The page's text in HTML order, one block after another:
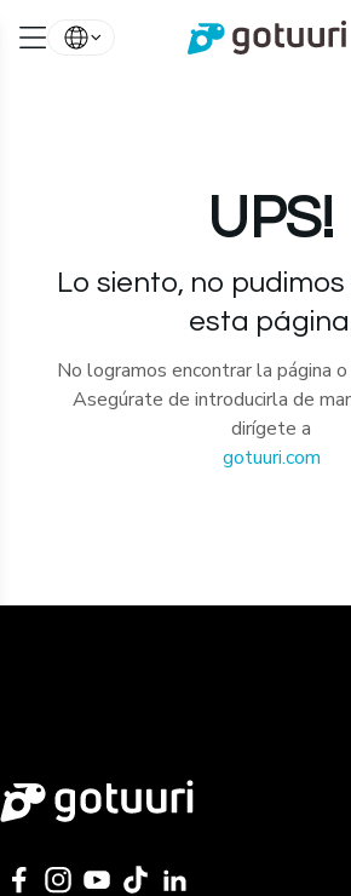
UPS!
Lo siento, no
esta
No logramos encontrar la página
Asegúrate de introducirla de
dirígete a
gotuuri.com